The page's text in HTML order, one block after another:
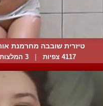
טיזרית שובבה מחרמנת
4117 צפיות 3 המלצות